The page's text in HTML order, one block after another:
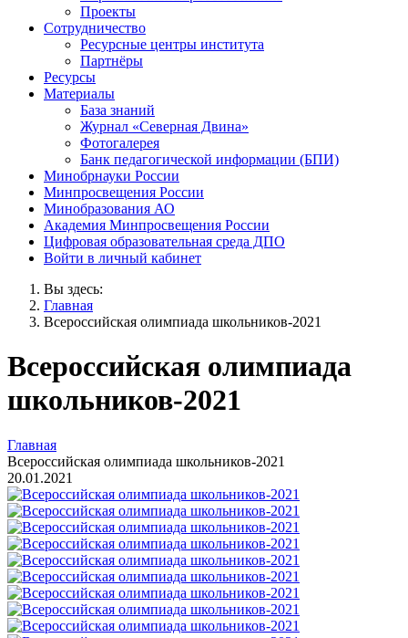
Проекты
Сотрудничество
Ресурсные центры института
Партнёры
Ресурсы
Материалы
База знаний
Журнал «Северная Двина»
Фотогалерея
Банк педагогической информации (БПИ)
Минобрнауки России
Минпросвещения России
Минобразования АО
Академия Минпросвещения России
Цифровая образовательная среда ДПО
Войти в личный кабинет
Вы здесь:
Главная
Всероссийская олимпиада школьников-2021
Всероссийская олимпиада
школьников-2021
Главная
Всероссийская олимпиада школьников-2021
20.01.2021